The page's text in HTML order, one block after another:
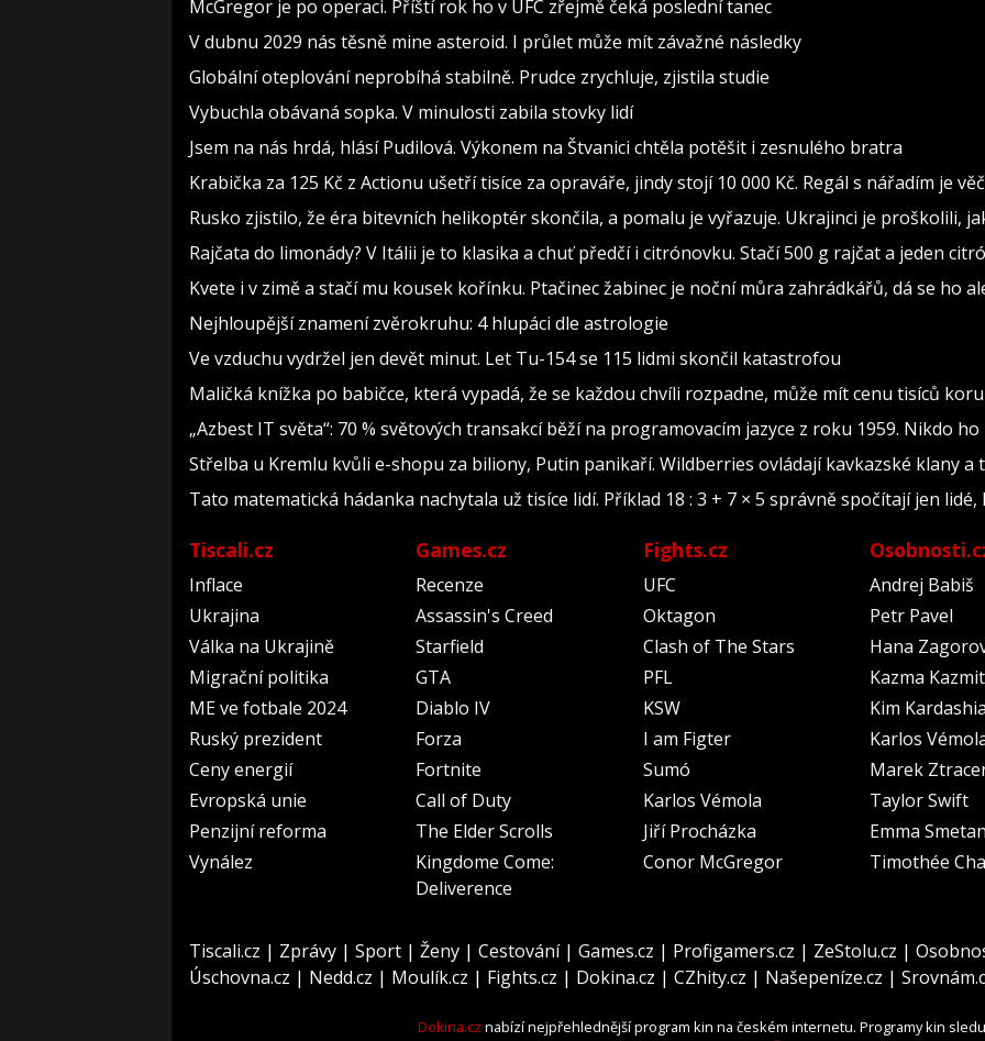
McGregor je po operaci. Příští rok ho v UFC zřejmě čeká poslední tanec
V dubnu 2029 nás těsně mine asteroid. I průlet může mít závažné následky
Globální oteplování neprobíhá stabilně. Prudce zrychluje, zjistila studie
Vybuchla obávaná sopka. V minulosti zabila stovky lidí
Jsem na nás hrdá, hlásí Pudilová. Výkonem na Štvanici chtěla potěšit i zesnulého bratra
Krabička za 125 Kč z Actionu ušetří tisíce za opraváře, jindy stojí 10 000 Kč. Regál s nářadím je
Rusko zjistilo, že éra bitevních helikoptér skončila, a pomalu je vyřazuje. Ukrajinci je proškolili,
Rajčata do limonády? V Itálii je to klasika a chuť předčí i citrónovku. Stačí 500 g rajčat a jeden
Kvete i v zimě a stačí mu kousek kořínku. Ptačinec žabinec je noční můra zahrádkářů, dá se ho
Nejhloupější znamení zvěrokruhu: 4 hlupáci dle astrologie
Ve vzduchu vydržel jen devět minut. Let Tu-154 se 115 lidmi skončil katastrofou
Maličká knížka po babičce, která vypadá, že se každou chvíli rozpadne, může mít cenu tisíců
„Azbest IT světa“: 70 % světových transakcí běží na programovacím jazyce z roku 1959. Nikdo
Střelba u Kremlu kvůli e-shopu za biliony, Putin panikaří. Wildberries ovládají kavkazské klany a
Tato matematická hádanka nachytala už tisíce lidí. Příklad 18 : 3 + 7 × 5 správně spočítají jen
Tiscali.cz
Inflace
Ukrajina
Válka na Ukrajině
Migrační politika
ME ve fotbale 2024
Ruský prezident
Ceny energií
Evropská unie
Penzijní reforma
Vynález
Games.cz
Recenze
Assassin's Creed
Starfield
GTA
Diablo IV
Forza
Fortnite
Call of Duty
The Elder Scrolls
Kingdome Come:
Deliverence
Fights.cz
UFC
Oktagon
Clash of The Stars
PFL
KSW
I am Figter
Sumó
Karlos Vémola
Jiří Procházka
Conor McGregor
Andrej Babiš
Petr Pavel
Hana
Kazma
Kim
Karlos
Marek
Taylor Swift
Emma
Timothée
Tiscali.cz | Zprávy | Sport | Ženy | Cestování| Games.cz | Profigamers.cz | ZeStolu.cz |
Úschovna.cz | Nedd.cz | Moulík.cz | Fights.cz | Dokina.cz | CZhity.cz | Našepeníze.cz |
Dokina.cz nabízí nejpřehlednější program kin na českém internetu. Programy kin